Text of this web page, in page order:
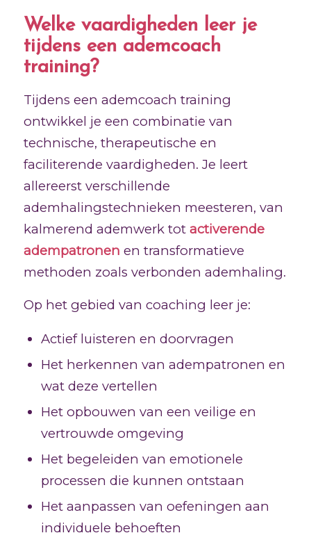
Welke vaardigheden leer je
tijdens een ademcoach
training?
Tijdens een ademcoach training
ontwikkel je een combinatie van
technische, therapeutische en
faciliterende vaardigheden. Je leert
allereerst verschillende
ademhalingstechnieken meesteren, van
kalmerend ademwerk tot activerende
adempatronen en transformatieve
methoden zoals verbonden ademhaling.
Op het gebied van coaching leer je:
Actief luisteren en doorvragen
Het herkennen van adempatronen en
wat deze vertellen
Het opbouwen van een veilige en
vertrouwde omgeving
Het begeleiden van emotionele
processen die kunnen ontstaan
Het aanpassen van oefeningen aan
individuele behoeften